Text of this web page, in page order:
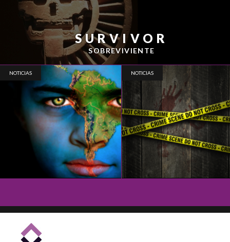
SURVIVOR
SOBREVIVIENTE
NOTICIAS NOTICIAS
ESCENA DEL CRÍMEN
MARZO, 2016
Tiene derecho a guardar silencio y escuchar
RIO 2016
FEBRERO, 2016
Se vienen los JJ. OO. y te armamos un
lleno musica para editar. Beleza pura.